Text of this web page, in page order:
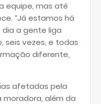
equipe, mas até
“Já estamos há
dia a gente liga
seis vezes, e todas
diferente,
afetadas pela
moradora, além da